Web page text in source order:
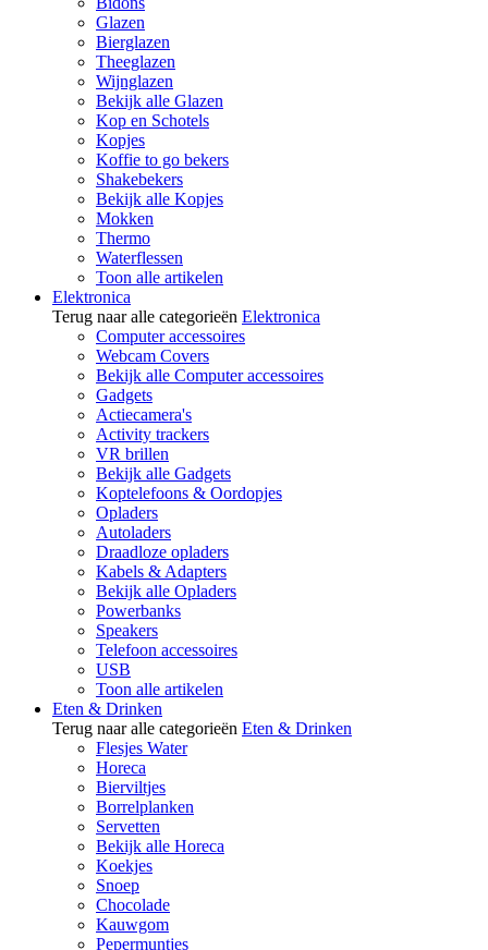
Glazen
Bierglazen
Theeglazen
Wijnglazen
Bekijk alle Glazen
Kop en Schotels
Kopjes
Koffie to go bekers
Shakebekers
Bekijk alle Kopjes
Mokken
Thermo
Waterflessen
Toon alle artikelen
Elektronica
Terug naar alle categorieën Elektronica
Computer accessoires
Webcam Covers
Bekijk alle Computer accessoires
Gadgets
Actiecamera's
Activity trackers
VR brillen
Bekijk alle Gadgets
Koptelefoons & Oordopjes
Opladers
Autoladers
Draadloze opladers
Kabels & Adapters
Bekijk alle Opladers
Powerbanks
Speakers
Telefoon accessoires
USB
Toon alle artikelen
Eten & Drinken
Terug naar alle categorieën Eten & Drinken
Flesjes Water
Horeca
Bierviltjes
Borrelplanken
Servetten
Bekijk alle Horeca
Koekjes
Snoep
Chocolade
Kauwgom
Pepermuntjes